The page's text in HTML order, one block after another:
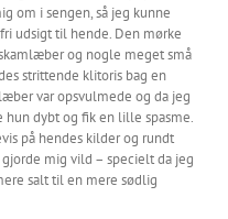
om i sengen, så jeg kunne
udsigt til hende. Den mørke
og nogle meget små
strittende klitoris bag en
var opsvulmede og da jeg
hun dybt og fik en lille spasme.
på hendes kilder og rundt
mig vild – specielt da jeg
salt til en mere sødlig